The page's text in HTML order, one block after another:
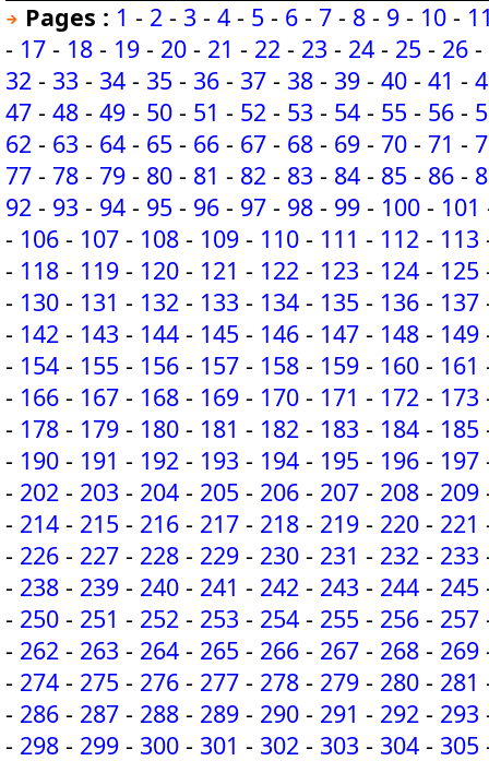
Pages : 1 - 2 - 3 - 4 - 5 - 6 - 7 - 8 - 9 - 10 -
- 17 - 18 - 19 - 20 - 21 - 22 - 23 - 24 - 25 - 26 -
32 - 33 - 34 - 35 - 36 - 37 - 38 - 39 - 40 - 41 -
47 - 48 - 49 - 50 - 51 - 52 - 53 - 54 - 55 - 56 -
62 - 63 - 64 - 65 - 66 - 67 - 68 - 69 - 70 - 71 -
77 - 78 - 79 - 80 - 81 - 82 - 83 - 84 - 85 - 86 -
92 - 93 - 94 - 95 - 96 - 97 - 98 - 99 - 100 - 101
- 106 - 107 - 108 - 109 - 110 - 111 - 112 - 113
- 118 - 119 - 120 - 121 - 122 - 123 - 124 - 125
- 130 - 131 - 132 - 133 - 134 - 135 - 136 - 137
- 142 - 143 - 144 - 145 - 146 - 147 - 148 - 149
- 154 - 155 - 156 - 157 - 158 - 159 - 160 - 161
- 166 - 167 - 168 - 169 - 170 - 171 - 172 - 173
- 178 - 179 - 180 - 181 - 182 - 183 - 184 - 185
- 190 - 191 - 192 - 193 - 194 - 195 - 196 - 197
- 202 - 203 - 204 - 205 - 206 - 207 - 208 - 209
- 214 - 215 - 216 - 217 - 218 - 219 - 220 - 221
- 226 - 227 - 228 - 229 - 230 - 231 - 232 - 233
- 238 - 239 - 240 - 241 - 242 - 243 - 244 - 245
- 250 - 251 - 252 - 253 - 254 - 255 - 256 - 257
- 262 - 263 - 264 - 265 - 266 - 267 - 268 - 269
- 274 - 275 - 276 - 277 - 278 - 279 - 280 - 281
- 286 - 287 - 288 - 289 - 290 - 291 - 292 - 293
- 298 - 299 - 300 - 301 - 302 - 303 - 304 - 305